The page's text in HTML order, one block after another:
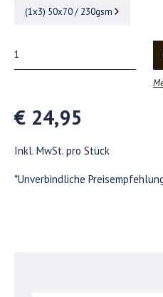
(1x3) 50x70 / 230gsm
€ 24,95
Inkl. MwSt. pro Stück
*Unverbindliche